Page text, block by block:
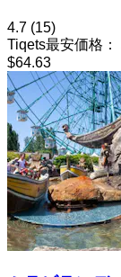
4.7 (15)
Tiqets最安価格：
$64.63